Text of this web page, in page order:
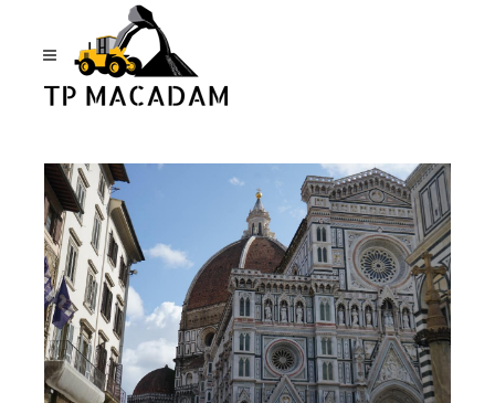
Panneau de gestion des cookies